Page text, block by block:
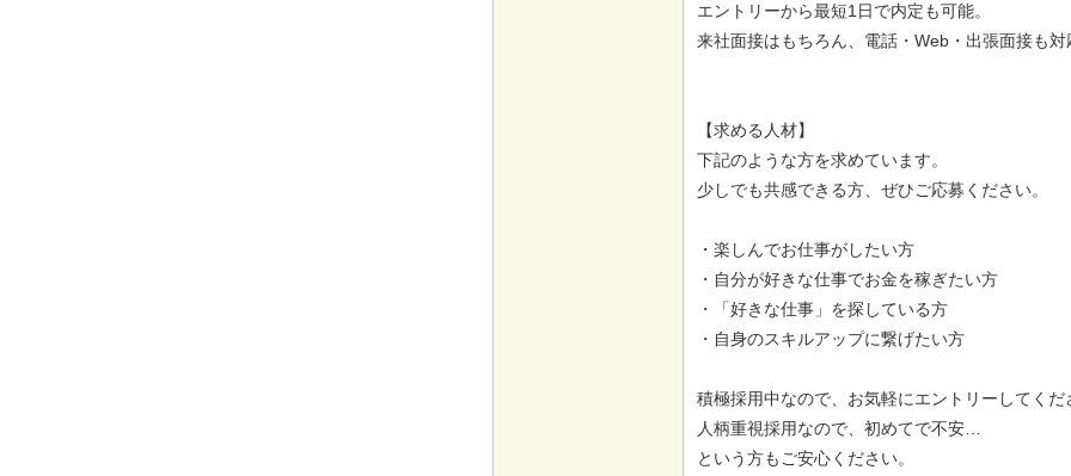
エントリーから最短1日で内定も可能。
来社面接はもちろん、電話・Web・出張面接も
【求める人材】
下記のような方を求めています。
少しでも共感できる方、ぜひご応募ください。
・楽しんでお仕事がしたい方
・自分が好きな仕事でお金を稼ぎたい方
・「好きな仕事」を探している方
・自身のスキルアップに繋げたい方
積極採用中なので、お気軽にエントリーしてくだ
人柄重視採用なので、初めてで不安…
という方もご安心ください。